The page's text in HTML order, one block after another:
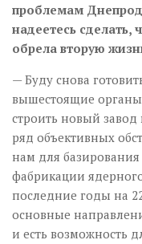
проблемам
надеетесь
обрела вторую
— Буду снова
вышестоящие органы
строить новый
ряд объективных
нам для
фабрикации
последние годы на
основные
и есть возможность